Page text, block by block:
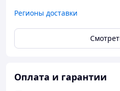
Регионы доставки
Оплата и гарантии